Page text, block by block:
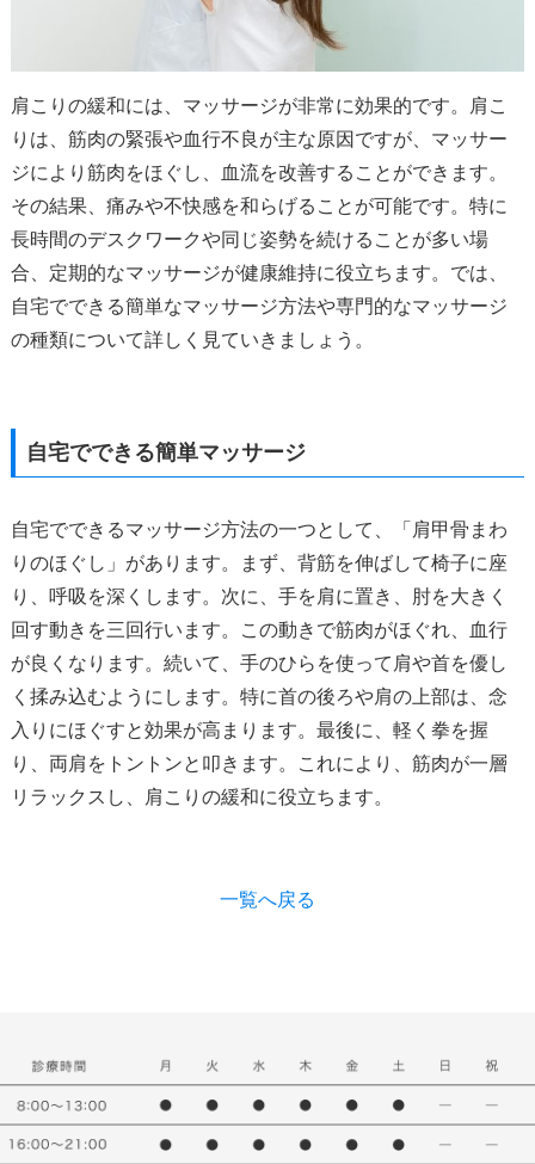
肩こりの緩和には、マッサージが非常に効果的です。肩こ
りは、筋肉の緊張や血行不良が主な原因ですが、マッサー
ジにより筋肉をほぐし、血流を改善することができます。
その結果、痛みや不快感を和らげることが可能です。特に
長時間のデスクワークや同じ姿勢を続けることが多い場
合、定期的なマッサージが健康維持に役立ちます。では、
自宅でできる簡単なマッサージ方法や専門的なマッサージ
の種類について詳しく見ていきましょう。
自宅でできる簡単マッサージ
自宅でできるマッサージ方法の一つとして、「肩甲骨まわ
りのほぐし」があります。まず、背筋を伸ばして椅子に座
り、呼吸を深くします。次に、手を肩に置き、肘を大きく
回す動きを三回行います。この動きで筋肉がほぐれ、血行
が良くなります。続いて、手のひらを使って肩や首を優し
く揉み込むようにします。特に首の後ろや肩の上部は、念
入りにほぐすと効果が高まります。最後に、軽く拳を握
り、両肩をトントンと叩きます。これにより、筋肉が一層
リラックスし、肩こりの緩和に役立ちます。
一覧へ戻る